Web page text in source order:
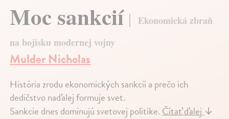
Moc sankcií
Ekonomická zbraň
na bojisku modernej vojny
Mulder Nicholas
História zrodu ekonomických sankcií a prečo ich
dedičstvo naďalej formuje svet.
Sankcie dnes dominujú svetovej politike. Čítať ďalej ↓